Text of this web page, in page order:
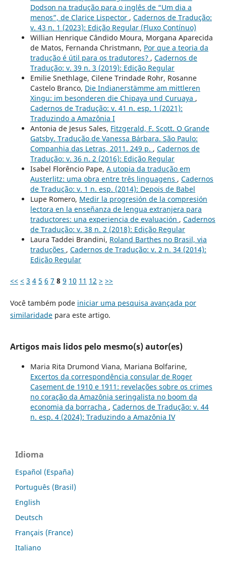
Dodson na tradução para o inglês de “Um dia a
menos”, de Clarice Lispector , Cadernos de Tradução:
v. 43 n. 1 (2023): Edição Regular (Fluxo Contínuo)
Willian Henrique Cândido Moura, Morgana Aparecida
de Matos, Fernanda Christmann, Por que a teoria da
tradução é útil para os tradutores? , Cadernos de
Tradução: v. 39 n. 3 (2019): Edição Regular
Emilie Snethlage, Cilene Trindade Rohr, Rosanne
Castelo Branco, Die Indianerstämme am mittleren
Xingu: im besonderen die Chipaya und Curuaya ,
Cadernos de Tradução: v. 41 n. esp. 1 (2021):
Traduzindo a Amazônia I
Antonia de Jesus Sales, Fitzgerald, F. Scott. O Grande
Gatsby. Tradução de Vanessa Bárbara. São Paulo:
Companhia das Letras, 2011. 249 p. , Cadernos de
Tradução: v. 36 n. 2 (2016): Edição Regular
Isabel Florêncio Pape, A utopia da tradução em
Austerlitz: uma obra entre três linguagens , Cadernos
de Tradução: v. 1 n. esp. (2014): Depois de Babel
Lupe Romero, Medir la progresión de la compresión
lectora en la enseñanza de lengua extranjera para
traductores: una experiencia de evaluación , Cadernos
de Tradução: v. 38 n. 2 (2018): Edição Regular
Laura Taddei Brandini, Roland Barthes no Brasil, via
traduções , Cadernos de Tradução: v. 2 n. 34 (2014):
Edição Regular
<< < 3 4 5 6 7 8 9 10 11 12 > >>
Você também pode iniciar uma pesquisa avançada por
similaridadepara este artigo.
Artigos mais lidos pelo mesmo(s) autor(es)
Maria Rita Drumond Viana, Mariana Bolfarine,
Excertos da correspondência consular de Roger
Casement de 1910 e 1911: revelações sobre os crimes
no coração da Amazônia seringalista no boom da
economia da borracha , Cadernos de Tradução: v. 44
n. esp. 4 (2024): Traduzindo a Amazônia IV
Idioma
Español (España)
Português (Brasil)
English
Deutsch
Français (France)
Italiano